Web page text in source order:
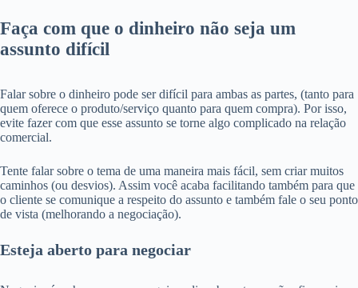
Faça com que o dinheiro não seja um
assunto difícil
Falar sobre o dinheiro pode ser difícil para ambas as partes, (tanto para
quem oferece o produto/serviço quanto para quem compra). Por isso,
evite fazer com que esse assunto se torne algo complicado na relação
comercial.
Tente falar sobre o tema de uma maneira mais fácil, sem criar muitos
caminhos (ou desvios). Assim você acaba facilitando também para que
o cliente se comunique a respeito do assunto e também fale o seu ponto
de vista (melhorando a negociação).
Esteja aberto para negociar